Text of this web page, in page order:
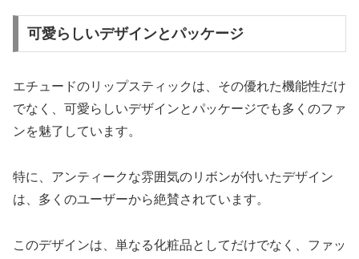
可愛らしいデザインとパッケージ
エチュードのリップスティックは、その優れた機能性だけ
でなく、可愛らしいデザインとパッケージでも多くのファ
ンを魅了しています。
特に、アンティークな雰囲気のリボンが付いたデザイン
は、多くのユーザーから絶賛されています。
このデザインは、単なる化粧品としてだけでなく、ファッ